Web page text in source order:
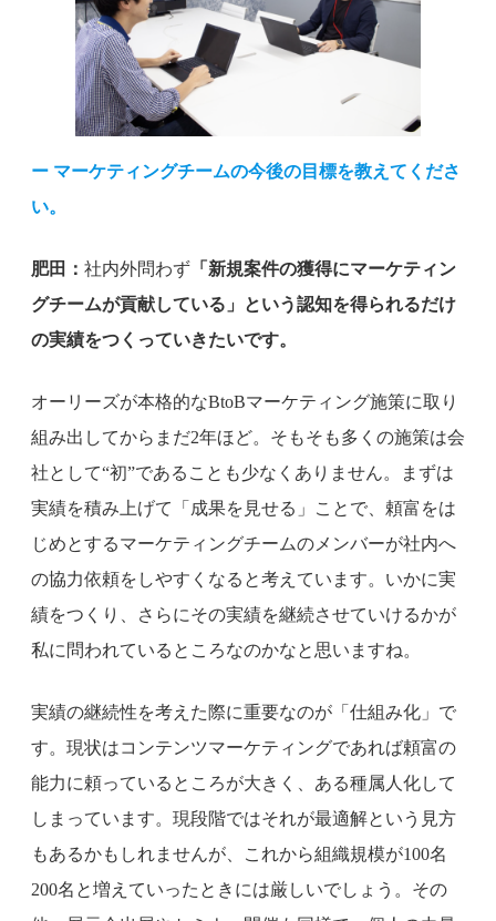
ー マーケティングチームの今後の目標を教えてくださ
い。
肥田： 社内外問わず 「新規案件の獲得にマーケティン
グチームが貢献している」という認知を得られるだけ
の実績をつくっていきたいです。
オーリーズが本格的なBtoBマーケティング施策に取り
組み出してからまだ2年ほど。そもそも多くの施策は会
社として“初”であることも少なくありません。まずは
実績を積み上げて「成果を見せる」ことで、頼富をは
じめとするマーケティングチームのメンバーが社内へ
の協力依頼をしやすくなると考えています。いかに実
績をつくり、さらにその実績を継続させていけるかが
私に問われているところなのかなと思いますね。
実績の継続性を考えた際に重要なのが「仕組み化」で
す。現状はコンテンツマーケティングであれば頼富の
能力に頼っているところが大きく、ある種属人化して
しまっています。現段階ではそれが最適解という見方
もあるかもしれませんが、これから組織規模が100名
200名と増えていったときには厳しいでしょう。その